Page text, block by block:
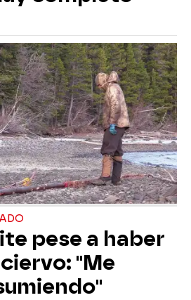
pese a haber
"Me